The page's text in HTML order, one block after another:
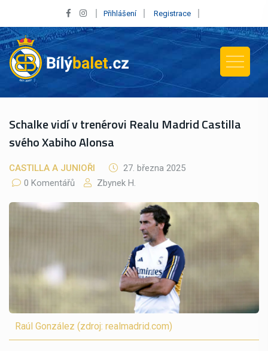
Přihlášení Registrace
Schalke vidí v trenérovi Realu Madrid Castilla
svého Xabiho Alonsa
CASTILLA A JUNIOŘI
27. března 2025
0 Komentářů
Zbynek H.
Raúl González (zdroj: realmadrid.com)